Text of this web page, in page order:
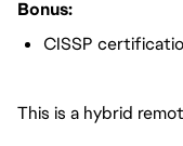
Bonus:
CISSP
This is a hybrid